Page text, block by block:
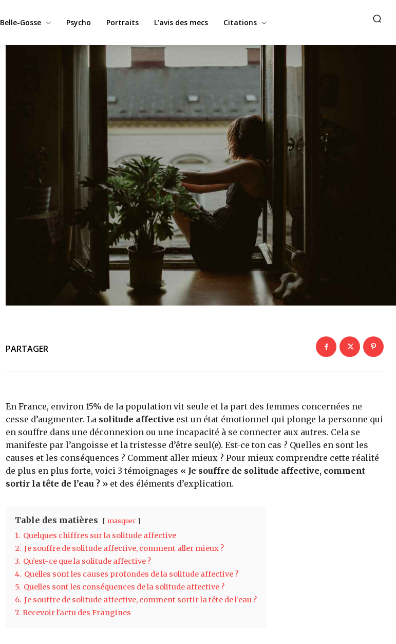
Belle-Gosse Psycho Portraits L’avis des mecs Citations
PARTAGER
En France, environ 15% de la population vit seule et la part des femmes concernées ne
cesse d’augmenter. La solitude affective est un état émotionnel qui plonge la personne qui
en souffre dans une déconnexion ou une incapacité à se connecter aux autres. Cela se
manifeste par l’angoisse et la tristesse d’être seul(e). Est-ce ton cas ? Quelles en sont les
causes et les conséquences ? Comment aller mieux ? Pour mieux comprendre cette réalité
de plus en plus forte, voici 3 témoignages « Je souffre de solitude affective, comment
sortir la tête de l’eau ? » et des éléments d’explication.
Table des matières masquer
1. Quelques chiffres sur la solitude affective
2. Je souffre de solitude affective, comment aller mieux ?
3. Qu’est-ce que la solitude affective ?
4. Quelles sont les causes profondes de la solitude affective ?
5. Quelles sont les conséquences de la solitude affective ?
6. Je souffre de solitude affective, comment sortir la tête de l’eau ?
7. Recevoir l'actu des Frangines